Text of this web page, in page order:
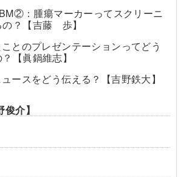
：腫瘍マーカーってスクリーニ
の？【吉藤 歩】
とのプレゼンテーションってどう
【眞鍋維志】
ースをどう伝える？【吉野鉄大】
介】